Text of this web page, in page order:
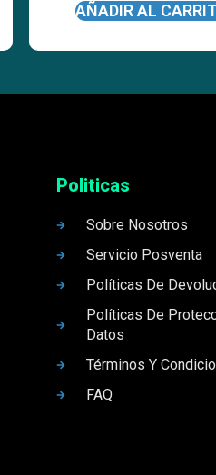
AÑADIR AL
Politicas
Sobre Nosotros
Servicio Posventa
Políticas De
Políticas De
Datos
Términos Y
FAQ